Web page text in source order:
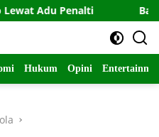
Babinsa
Hukum Opini